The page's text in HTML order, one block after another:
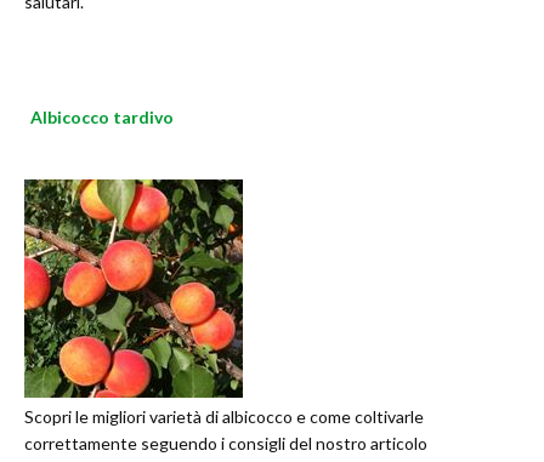
Albicocco tardivo
Scopri le migliori varietà di albicocco e come coltivarle
correttamente seguendo i consigli del nostro articolo